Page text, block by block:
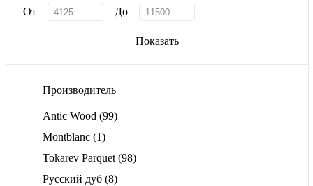
От До
Показать
Производитель
Antic Wood (99)
Montblanc (1)
Tokarev Parquet (98)
Русский дуб (8)